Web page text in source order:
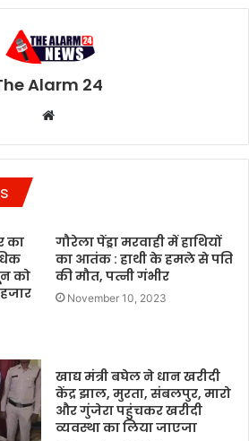
Alarm 24
Website
का
को
गौरेला पेंड्रा मरवाही में हाथियों
का आतंक : हाथी के हमले से पति
की मौत, पत्नी गंभीर
November 10, 2023
खाद्य मंत्री बघेल ने धान खरीदी
केंद्र झाल, मुरता, संबलपुर, मारो
और गुंजेरा पहुंचकर खरीदी
व्यवस्था का लिया जाएजा